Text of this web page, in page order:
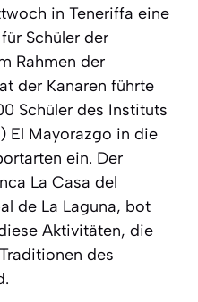
in Teneriffa eine
Schüler der
Rahmen der
der Kanaren führte
Schüler des Instituts
El Mayorazgo in die
ein. Der
La Casa del
de La Laguna, bot
Aktivitäten, die
des